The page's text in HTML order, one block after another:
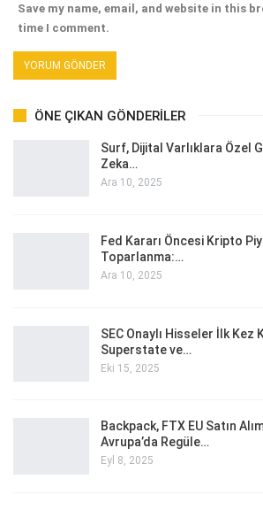
Save my name, email, and website in this
time I comment.
ÖNE ÇIKAN GÖNDERILER
Surf, Dijital Varlıklara Özel
Zeka…
Ara 10, 2025
Fed Kararı Öncesi Kripto
Toparlanma:…
Ara 10, 2025
SEC Onaylı Hisseler İlk Kez
Superstate ve…
Eki 15, 2025
Backpack, FTX EU Satın
Avrupa’da Regüle…
Eyl 8, 2025